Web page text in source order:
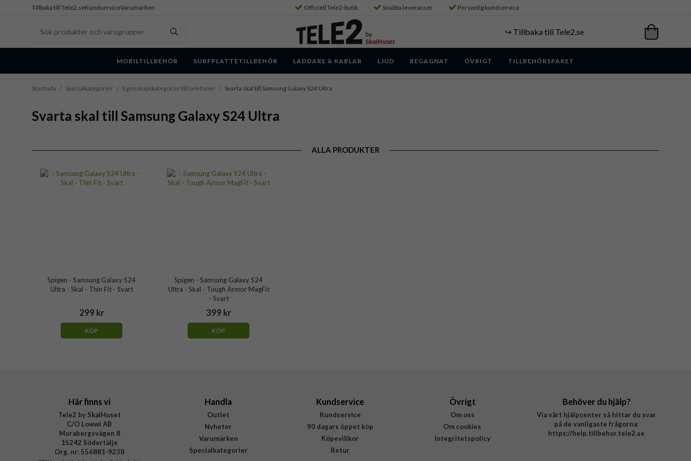
Tillbaka till Tele2.seKundserviceVarumärken Officiell Tele2-butik Snabba leveranser Personlig kundservice
↪️ Tillbaka till Tele2.se
MOBILTILLBEHÖR SURFPLATTETILLBEHÖR LADDARE & KABLAR LJUD BEGAGNAT ÖVRIGT TILLBEHÖRSPAKET
Startsida / Specialkategorier / Egenskapskategorier till telefoner / Svarta skal till Samsung Galaxy S24 Ultra
Svarta skal till Samsung Galaxy S24 Ultra
ALLA PRODUKTER
Spigen - Samsung Galaxy S24
Ultra - Skal - Thin Fit - Svart
299 kr
KÖP
Spigen - Samsung Galaxy S24
Ultra - Skal - Tough Armor MagFit
- Svart
399 kr
KÖP
Här finns vi
Tele2 by SkalHuset
C/O Lowwi AB
Morabergsvägen 8
15242 Södertälje
Org. nr: 556881-9238
Handla
Outlet
Nyheter
Varumärken
Specialkategorier
Kundservice
Kundservice
90 dagars öppet köp
Köpevillkor
Retur
Övrigt
Om oss
Om cookies
Integritetspolicy
Behöver du hjälp?
Via vårt hjälpcenter så hittar du svar
på de vanligaste frågorna:
https://help.tillbehor.tele2.se